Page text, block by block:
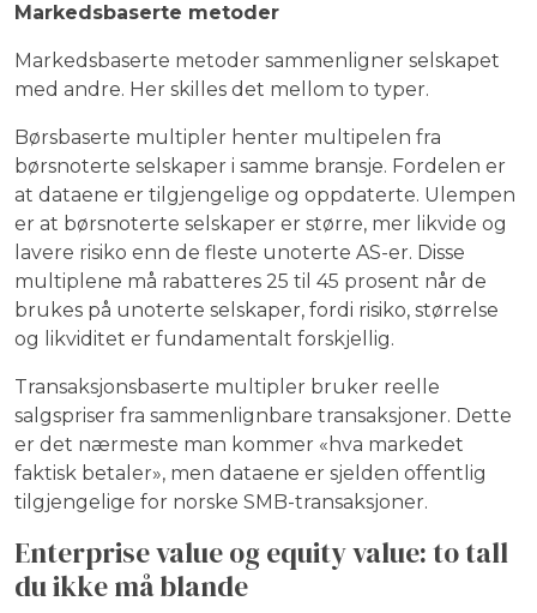
Markedsbaserte metoder
Markedsbaserte metoder sammenligner selskapet
med andre. Her skilles det mellom to typer.
Børsbaserte multipler henter multipelen fra
børsnoterte selskaper i samme bransje. Fordelen er
at dataene er tilgjengelige og oppdaterte. Ulempen
er at børsnoterte selskaper er større, mer likvide og
lavere risiko enn de fleste unoterte AS-er. Disse
multiplene må rabatteres 25 til 45 prosent når de
brukes på unoterte selskaper, fordi risiko, størrelse
og likviditet er fundamentalt forskjellig.
Transaksjonsbaserte multipler bruker reelle
salgspriser fra sammenlignbare transaksjoner. Dette
er det nærmeste man kommer «hva markedet
faktisk betaler», men dataene er sjelden offentlig
tilgjengelige for norske SMB-transaksjoner.
Enterprise value og equity value: to tall
du ikke må blande